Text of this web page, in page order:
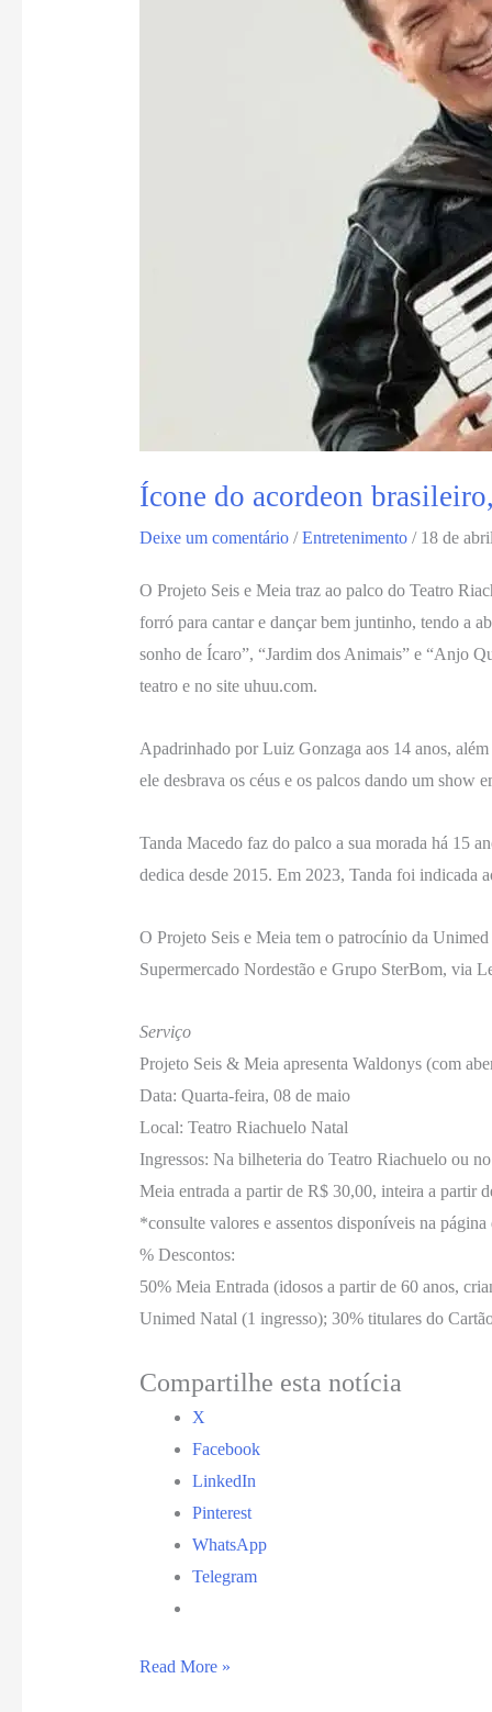
Ícone do acordeon
Deixe um comentário /Entretenimento/ 18 de
O Projeto Seis e Meia traz ao palco do Teatro
forró para cantar e dançar bem juntinho, tendo a
sonho de Ícaro”, “Jardim dos Animais” e “Anjo
teatro e no site uhuu.com.
Apadrinhado por Luiz Gonzaga aos 14 anos,
ele desbrava os céus e os palcos dando um show
Tanda Macedo faz do palco a sua morada há 15
dedica desde 2015. Em 2023, Tanda foi indicada
O Projeto Seis e Meia tem o patrocínio da
Supermercado Nordestão e Grupo SterBom, via
Serviço
Projeto Seis & Meia apresenta Waldonys (com
Data: Quarta-feira, 08 de maio
Local: Teatro Riachuelo Natal
Ingressos: Na bilheteria do Teatro Riachuelo ou
Meia entrada a partir de R$ 30,00, inteira a partir
*consulte valores e assentos disponíveis na página
% Descontos:
50% Meia Entrada (idosos a partir de 60 anos,
Unimed Natal (1 ingresso); 30% titulares do
Compartilhe esta notícia
X
Facebook
LinkedIn
Pinterest
WhatsApp
Telegram
Ícone
Read More »